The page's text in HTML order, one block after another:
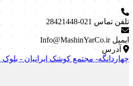
تلفن تماس 021-28421448
ایمیل Info@MashinYarCo.ir
آدرس
چهاردانگه- مجتمع کوشک ایرانیان - بلوک B - طبقه اول - واحد 5